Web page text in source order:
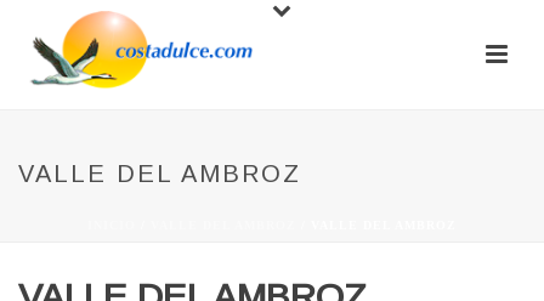
VALLE DEL AMBROZ